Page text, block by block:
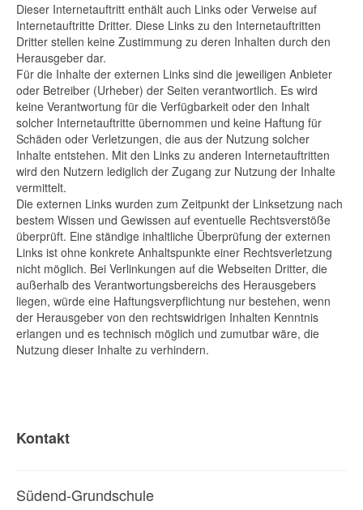
Dieser Internetauftritt enthält auch Links oder Verweise auf
Internetauftritte Dritter. Diese Links zu den Internetauftritten
Dritter stellen keine Zustimmung zu deren Inhalten durch den
Herausgeber dar.
Für die Inhalte der externen Links sind die jeweiligen Anbieter
oder Betreiber (Urheber) der Seiten verantwortlich. Es wird
keine Verantwortung für die Verfügbarkeit oder den Inhalt
solcher Internetauftritte übernommen und keine Haftung für
Schäden oder Verletzungen, die aus der Nutzung solcher
Inhalte entstehen. Mit den Links zu anderen Internetauftritten
wird den Nutzern lediglich der Zugang zur Nutzung der Inhalte
vermittelt.
Die externen Links wurden zum Zeitpunkt der Linksetzung nach
bestem Wissen und Gewissen auf eventuelle Rechtsverstöße
überprüft. Eine ständige inhaltliche Überprüfung der externen
Links ist ohne konkrete Anhaltspunkte einer Rechtsverletzung
nicht möglich. Bei Verlinkungen auf die Webseiten Dritter, die
außerhalb des Verantwortungsbereichs des Herausgebers
liegen, würde eine Haftungsverpflichtung nur bestehen, wenn
der Herausgeber von den rechtswidrigen Inhalten Kenntnis
erlangen und es technisch möglich und zumutbar wäre, die
Nutzung dieser Inhalte zu verhindern.
Kontakt
Südend-Grundschule